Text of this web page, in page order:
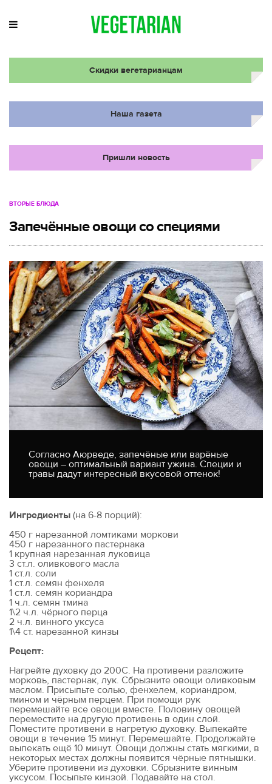
Скидки вегетарианцам
Наша газета
Пришли новость
ВТОРЫЕ БЛЮДА
Запечённые овощи со специями
Согласно Аюрведе, запечёные или варёные
овощи – оптимальный вариант ужина. Специи и
травы дадут интересный вкусовой оттенок!
Ингредиенты (на 6-8 порций):
450 г нарезанной ломтиками моркови
450 г нарезанного пастернака
1 крупная нарезанная луковица
3 ст.л. оливкового масла
1 ст.л. соли
1 ст.л. семян фенхеля
1 ст.л. семян кориандра
1 ч.л. семян тмина
1\2 ч.л. чёрного перца
2 ч.л. винного уксуса
1\4 ст. нарезанной кинзы
Рецепт:
Нагрейте духовку до 200С. На противени разложите
морковь, пастернак, лук. Сбрызните овощи оливковым
маслом. Присыпьте солью, фенхелем, кориандром,
тмином и чёрным перцем. При помощи рук
перемешайте все овощи вместе. Половину овощей
переместите на другую противень в один слой.
Поместите противени в нагретую духовку. Выпекайте
овощи в течение 15 минут. Перемешайте. Продолжайте
выпекать ещё 10 минут. Овощи должны стать мягкими, в
некоторых местах должны появится чёрные пятнышки.
Уберите противени из духовки. Сбрызните винным
уксусом. Посыпьте кинзой. Подавайте на стол.